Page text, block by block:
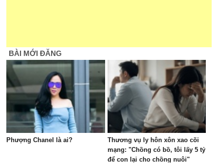
BÀI MỚI ĐĂNG
Phượng Chanel là ai?
Thương vụ ly hôn xôn xao cõi
mạng: "Chồng có bồ, tôi lấy 5 tỷ
để con lại cho chồng nuôi"